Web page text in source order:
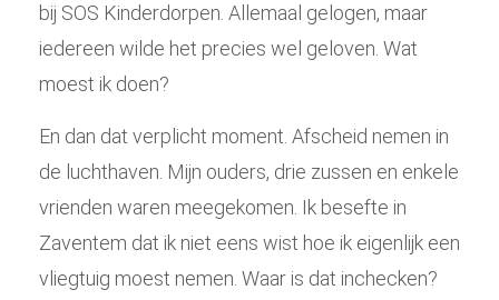
bij SOS Kinderdorpen. Allemaal gelogen, maar
iedereen wilde het precies wel geloven. Wat
moest ik doen?
En dan dat verplicht moment. Afscheid nemen in
de luchthaven. Mijn ouders, drie zussen en enkele
vrienden waren meegekomen. Ik besefte in
Zaventem dat ik niet eens wist hoe ik eigenlijk een
vliegtuig moest nemen. Waar is dat inchecken?